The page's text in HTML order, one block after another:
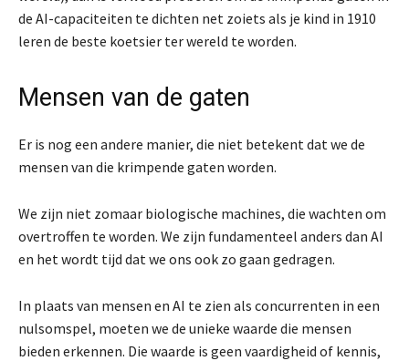
de AI-capaciteiten te dichten net zoiets als je kind in 1910
leren de beste koetsier ter wereld te worden.
Mensen van de gaten
Er is nog een andere manier, die niet betekent dat we de
mensen van die krimpende gaten worden.
We zijn niet zomaar biologische machines, die wachten om
overtroffen te worden. We zijn fundamenteel anders dan AI
en het wordt tijd dat we ons ook zo gaan gedragen.
In plaats van mensen en AI te zien als concurrenten in een
nulsomspel, moeten we de unieke waarde die mensen
bieden erkennen. Die waarde is geen vaardigheid of kennis,